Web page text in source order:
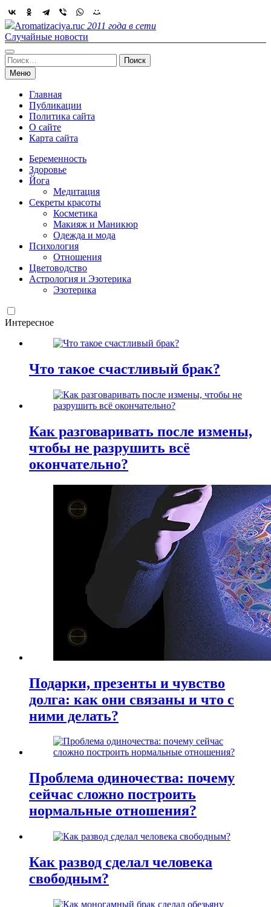
Skip
to
content
Aromatizaciya.ruс 2011 года в сети
Случайные новости
Найти:
Меню
Главная
Публикации
Политика сайта
О сайте
Карта сайта
Беременность
Здоровье
Йога
Медитация
Секреты красоты
Косметика
Макияж и Маникюр
Одежда и мода
Психология
Отношения
Цветоводство
Астрология и Эзотерика
Эзотерика
Интересное
Что такое счастливый брак?
Как разговаривать после измены,
чтобы не разрушить всё
окончательно?
Подарки, презенты и чувство
долга: как они связаны и что с
ними делать?
Проблема одиночества: почему
сейчас сложно построить
нормальные отношения?
Как развод сделал человека
свободным?